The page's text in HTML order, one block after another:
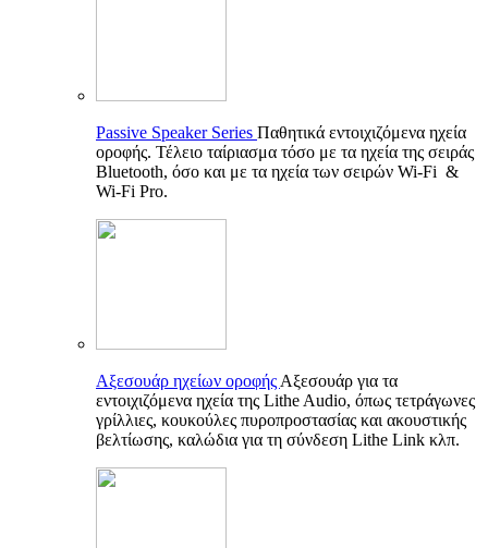
Passive Speaker Series Παθητικά εντοιχιζόμενα ηχεία
οροφής. Τέλειο ταίριασμα τόσο με τα ηχεία της σειράς
Bluetooth, όσο και με τα ηχεία των σειρών Wi-Fi &
Wi-Fi Pro.
Αξεσουάρ ηχείων οροφής Αξεσουάρ για τα
εντοιχιζόμενα ηχεία της Lithe Audio, όπως τετράγωνες
γρίλλιες, κουκούλες πυροπροστασίας και ακουστικής
βελτίωσης, καλώδια για τη σύνδεση Lithe Link κλπ.